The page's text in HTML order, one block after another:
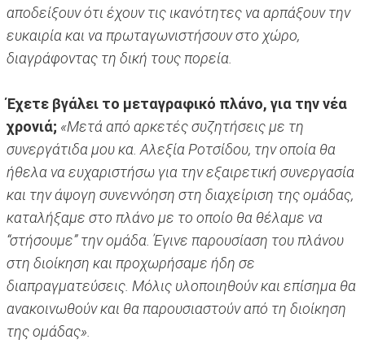
αποδείξουν ότι έχουν τις ικανότητες να αρπάξουν την
ευκαιρία και να πρωταγωνιστήσουν στο χώρο,
διαγράφοντας τη δική τους πορεία.
Έχετε βγάλει το μεταγραφικό πλάνο, για την νέα
χρονιά; «Μετά από αρκετές συζητήσεις με τη
συνεργάτιδα μου κα. Αλεξία Ροτσίδου, την οποία θα
ήθελα να ευχαριστήσω για την εξαιρετική συνεργασία
και την άψογη συνεννόηση στη διαχείριση της ομάδας,
καταλήξαμε στο πλάνο με το οποίο θα θέλαμε να
“στήσουμε” την ομάδα. Έγινε παρουσίαση του πλάνου
στη διοίκηση και προχωρήσαμε ήδη σε
διαπραγματεύσεις. Μόλις υλοποιηθούν και επίσημα θα
ανακοινωθούν και θα παρουσιαστούν από τη διοίκηση
της ομάδας».